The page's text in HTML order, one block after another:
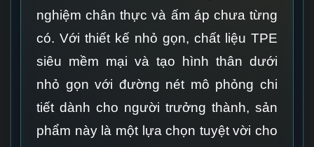
nghiệm chân thực và ấm áp chưa từng
có. Với thiết kế nhỏ gọn, chất liệu TPE
siêu mềm mại và tạo hình thân dưới
nhỏ gọn với đường nét mô phỏng chi
tiết dành cho người trưởng thành, sản
phẩm này là một lựa chọn tuyệt vời cho